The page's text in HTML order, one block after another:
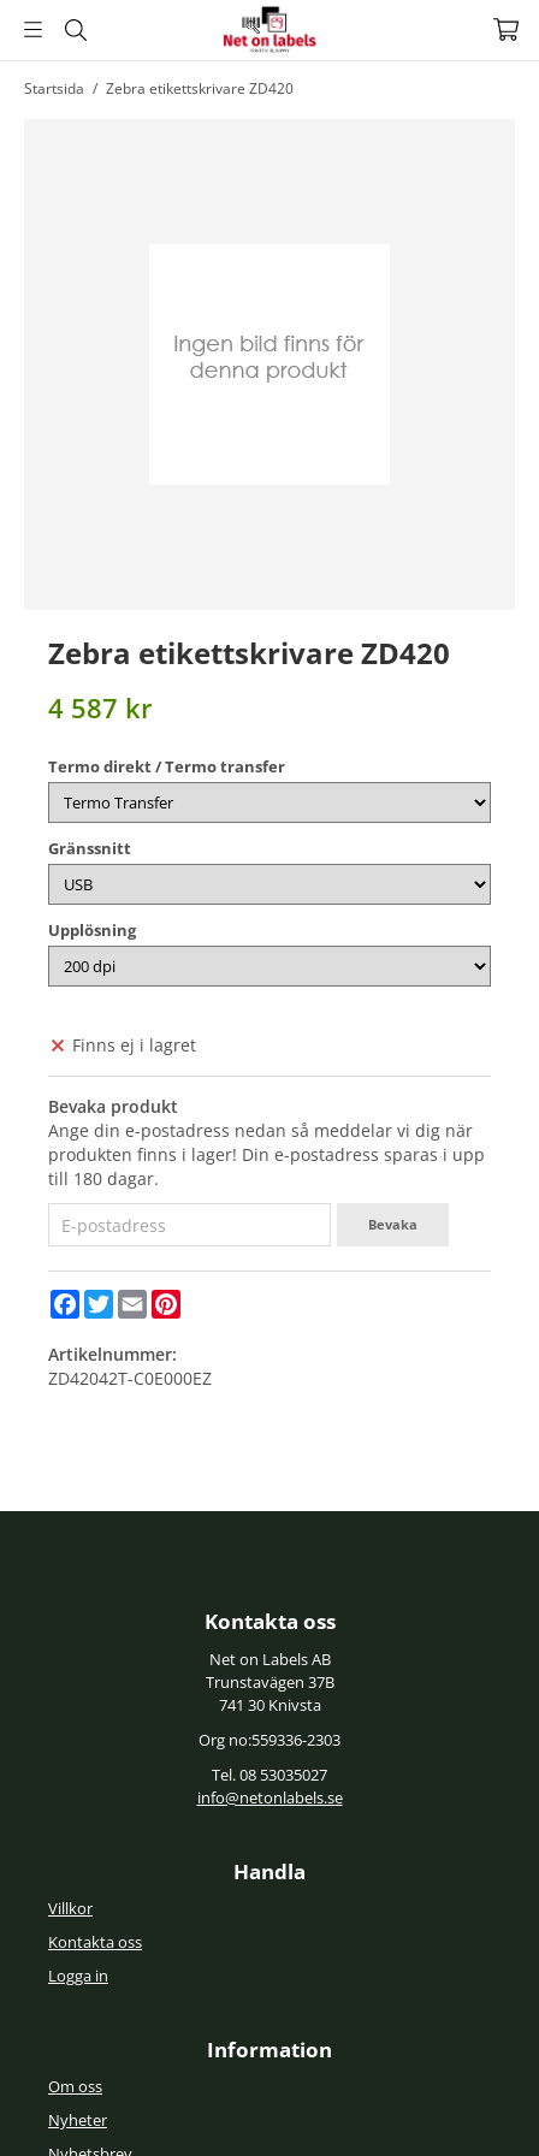
HoppaStartsida / Zebra etikettskrivare ZD420
Zebra etikettskrivare ZD420
4 587 kr
Termo direkt / Termo transfer
Gränssnitt
Upplösning
Finns ej i lagret
Bevaka produkt
Ange din e-postadress nedan så meddelar vi dig när
produkten finns i lager! Din e-postadress sparas i upp
till 180 dagar.
Bevaka
Facebook
Twitter
Email
Artikelnummer:
ZD42042T-C0E000EZ
Kontakta oss
Net on Labels AB
Trunstavägen 37B
741 30 Knivsta
Org no:559336-2303
Tel. 08 53035027
info@netonlabels.se
Handla
Villkor
Kontakta oss
Logga in
Information
Om oss
Nyheter